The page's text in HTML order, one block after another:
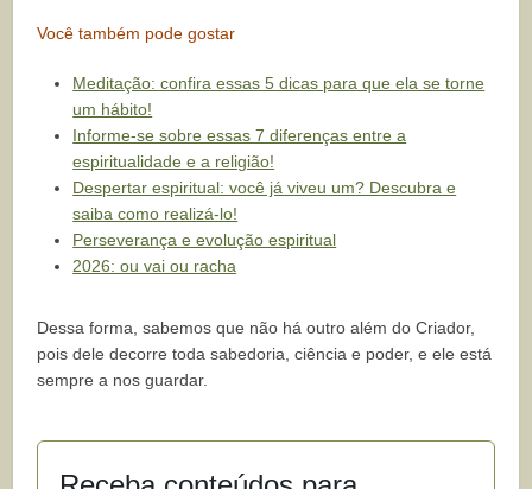
Você também pode gostar
Meditação: confira essas 5 dicas para que ela se torne
um hábito!
Informe-se sobre essas 7 diferenças entre a
espiritualidade e a religião!
Despertar espiritual: você já viveu um? Descubra e
saiba como realizá-lo!
Perseverança e evolução espiritual
2026: ou vai ou racha
Dessa forma, sabemos que não há outro além do Criador,
pois dele decorre toda sabedoria, ciência e poder, e ele está
sempre a nos guardar.